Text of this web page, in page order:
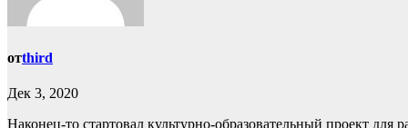
отthird
Дек 3, 2020
Наконец-то стартовал культурно-образовательный проект для